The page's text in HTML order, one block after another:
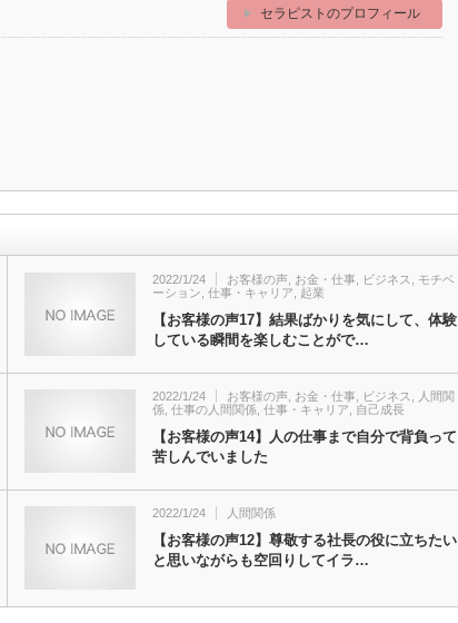
セラピストのプロフィール
2022/1/24 お客様の声 お金・仕事 ビジネス
モチベ
ーション 仕事・キャリア 起業
【お客様の声17】結果ばかりを気にして、体験
している瞬間を楽しむことがで…
2022/1/24 お客様の声 お金・仕事 ビジネス
人間関
係 仕事の人間関係 仕事・キャリア 自己成長
【お客様の声14】人の仕事まで自分で背負って
苦しんでいました
2022/1/24 人間関係
【お客様の声12】尊敬する社長の役に立ちたい
と思いながらも空回りしてイラ…